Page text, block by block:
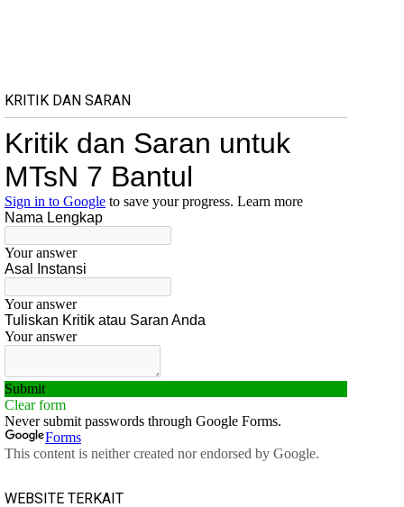
KRITIK DAN SARAN
WEBSITE TERKAIT